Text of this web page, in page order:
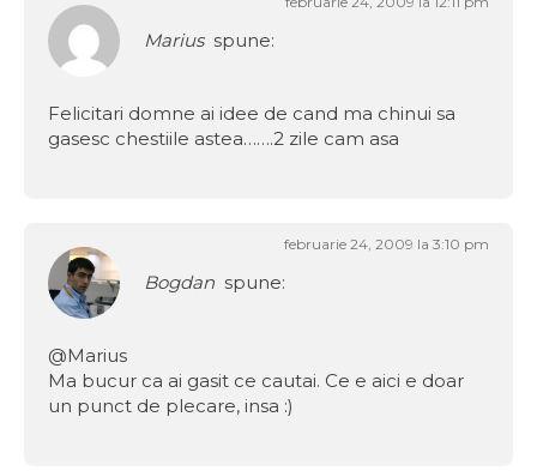
Marius spune:
Felicitari domne ai idee de cand ma chinui sa
gasesc chestiile astea…….2 zile cam asa
Bogdan spune:
februarie 24, 2009 la 3:10 pm
@Marius
Ma bucur ca ai gasit ce cautai. Ce e aici e doar
un punct de plecare, insa :)